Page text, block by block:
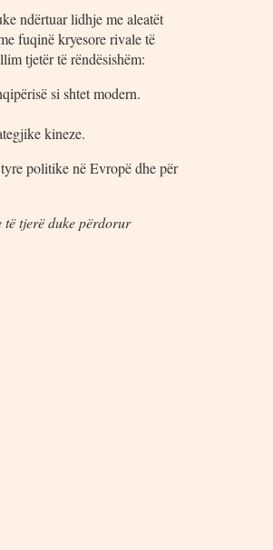
ndërtuar lidhje me aleatët
fuqinë kryesore rivale të
tjetër të rëndësishëm:
si shtet modern.
kineze.
politike në Evropë dhe për
të tjerë duke përdorur